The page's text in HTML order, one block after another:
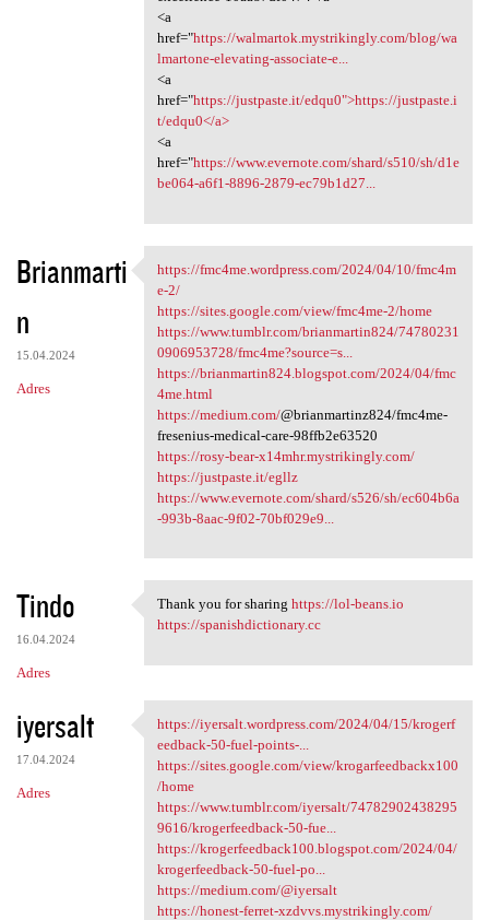
<a
href="https://walmartok.mystrikingly.com/blog/wa
lmartone-elevating-associate-e...
<a
href="https://justpaste.it/edqu0">https://justpaste.i
t/edqu0</a>
<a
href="https://www.evernote.com/shard/s510/sh/d1e
be064-a6f1-8896-2879-ec79b1d27...
Brianmarti
n
15.04.2024
Adres
https://fmc4me.wordpress.com
https://fmc4me.wordpress.com/2024/04/10/fmc4m
e-2/
https://sites.google.com/view/fmc4me-2/home
https://www.tumblr.com/brianmartin824/74780231
0906953728/fmc4me?source=s...
https://brianmartin824.blogspot.com/2024/04/fmc
4me.html
https://medium.com/@brianmartinz824/fmc4me-
fresenius-medical-care-98ffb2e63520
https://rosy-bear-x14mhr.mystrikingly.com/
https://justpaste.it/egllz
https://www.evernote.com/shard/s526/sh/ec604b6a
-993b-8aac-9f02-70bf029e9...
Tindo
16.04.2024
Adres
Thank you for sharing https:/
Thank you for sharing https://lol-beans.io
https://spanishdictionary.cc
iyersalt
17.04.2024
Adres
https://iyersalt.wordpress
https://iyersalt.wordpress.com/2024/04/15/krogerf
eedback-50-fuel-points-...
https://sites.google.com/view/krogarfeedbackx100
/home
https://www.tumblr.com/iyersalt/74782902438295
9616/krogerfeedback-50-fue...
https://krogerfeedback100.blogspot.com/2024/04/
krogerfeedback-50-fuel-po...
https://medium.com/@iyersalt
https://honest-ferret-xzdvvs.mystrikingly.com/